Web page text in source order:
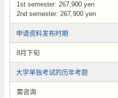
1st semester: 267,900 yen
2nd semester: 267,900 yen
申请资料发布时期
8月下旬
大学单独考试的历年考题
需咨询